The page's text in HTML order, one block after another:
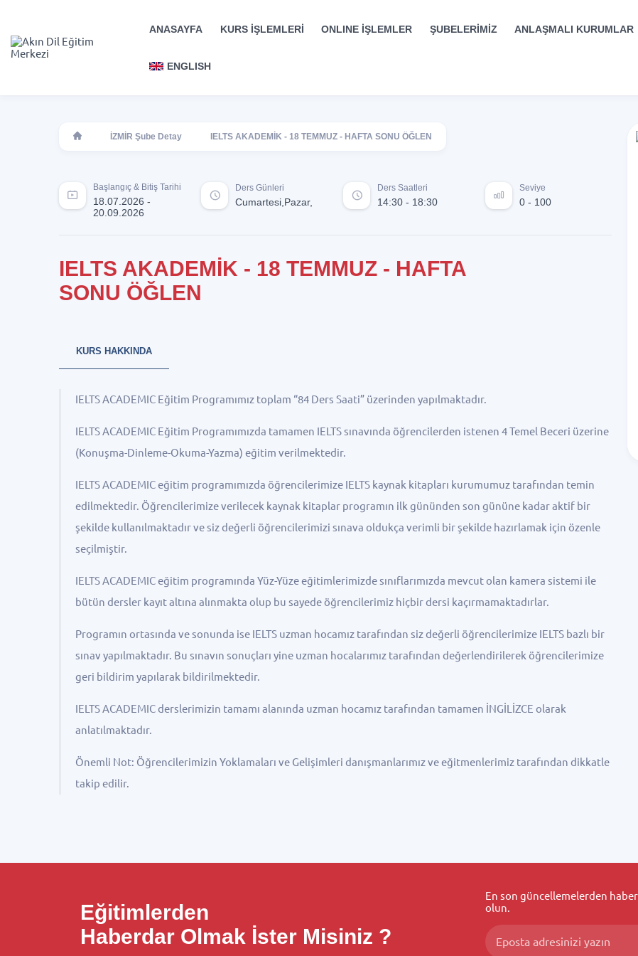
ANASAYFA KURS İŞLEMLERİ ONLINE İŞLEMLER ŞUBELERİMİZ ANLAŞMALI KURUMLAR
ENGLISH
İZMİR Şube Detay IELTS AKADEMİK - 18 TEMMUZ - HAFTA SONU ÖĞLEN
Başlangıç & Bitiş Tarihi
18.07.2026 -
20.09.2026
Ders Günleri
Cumartesi,Pazar,
Ders Saatleri
14:30 - 18:30
Seviye
0 - 100
IELTS AKADEMİK - 18 TEMMUZ - HAFTA
SONU ÖĞLEN
KURS HAKKINDA
IELTS ACADEMIC Eğitim Programımız toplam “84 Ders Saati” üzerinden yapılmaktadır.
IELTS ACADEMIC Eğitim Programımızda tamamen IELTS sınavında öğrencilerden istenen 4 Temel Beceri üzerine
(Konuşma-Dinleme-Okuma-Yazma) eğitim verilmektedir.
IELTS ACADEMIC eğitim programımızda öğrencilerimize IELTS kaynak kitapları kurumumuz tarafından temin
edilmektedir. Öğrencilerimize verilecek kaynak kitaplar programın ilk gününden son gününe kadar aktif bir
şekilde kullanılmaktadır ve siz değerli öğrencilerimizi sınava oldukça verimli bir şekilde hazırlamak için özenle
seçilmiştir.
IELTS ACADEMIC eğitim programında Yüz-Yüze eğitimlerimizde sınıflarımızda mevcut olan kamera sistemi ile
bütün dersler kayıt altına alınmakta olup bu sayede öğrencilerimiz hiçbir dersi kaçırmamaktadırlar.
Programın ortasında ve sonunda ise IELTS uzman hocamız tarafından siz değerli öğrencilerimize IELTS bazlı bir
sınav yapılmaktadır. Bu sınavın sonuçları yine uzman hocalarımız tarafından değerlendirilerek öğrencilerimize
geri bildirim yapılarak bildirilmektedir.
IELTS ACADEMIC derslerimizin tamamı alanında uzman hocamız tarafından tamamen İNGİLİZCE olarak
anlatılmaktadır.
Önemli Not: Öğrencilerimizin Yoklamaları ve Gelişimleri danışmanlarımız ve eğitmenlerimiz tarafından dikkatle
takip edilir.
Eğitimlerden
Haberdar Olmak İster Misiniz ?
En son güncellemelerden
olun.